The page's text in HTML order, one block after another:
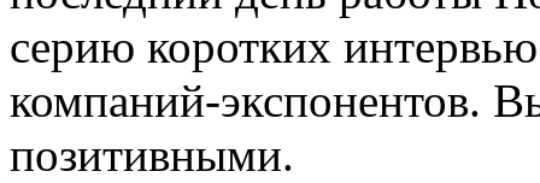
серию коротких
компаний-экспонентов.
позитивными.